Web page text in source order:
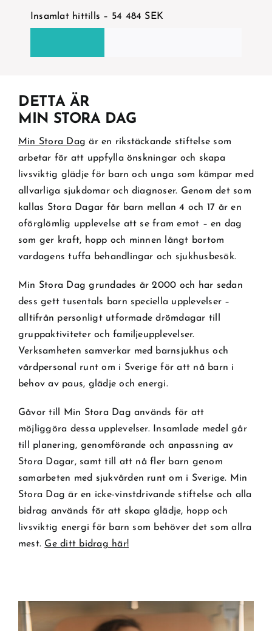
Insamlat hittills – 54 484 SEK
DETTA ÄR
MIN STORA DAG
Min Stora Dag är en rikstäckande stiftelse som
arbetar för att uppfylla önskningar och skapa
livsviktig glädje för barn och unga som kämpar med
allvarliga sjukdomar och diagnoser. Genom det som
kallas Stora Dagar får barn mellan 4 och 17 år en
oförglömlig upplevelse att se fram emot – en dag
som ger kraft, hopp och minnen långt bortom
vardagens tuffa behandlingar och sjukhusbesök.
Min Stora Dag grundades år 2000 och har sedan
dess gett tusentals barn speciella upplevelser –
alltifrån personligt utformade drömdagar till
gruppaktiviteter och familjeupplevelser.
Verksamheten samverkar med barnsjukhus och
vårdpersonal runt om i Sverige för att nå barn i
behov av paus, glädje och energi.
Gåvor till Min Stora Dag används för att
möjliggöra dessa upplevelser. Insamlade medel går
till planering, genomförande och anpassning av
Stora Dagar, samt till att nå fler barn genom
samarbeten med sjukvården runt om i Sverige. Min
Stora Dag är en icke-vinstdrivande stiftelse och alla
bidrag används för att skapa glädje, hopp och
livsviktig energi för barn som behöver det som allra
mest. Ge ditt bidrag här!